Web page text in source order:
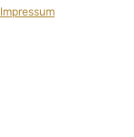
Impressum